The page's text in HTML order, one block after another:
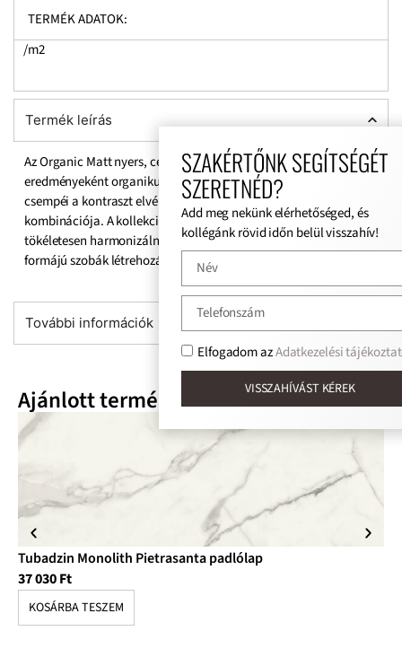
TERMÉK ADATOK:
/m2
Termék leírás
Az Organic Matt nyers, cementhátterű kő kombinációja, melynek
eredményeként organikus jelleg mutatkozik meg. A gyűjtemény
csempéi a kontraszt elvén alapulnak – a fehér és a mély szürke
kombinációja. A kollekció elemei két árnyalaton belül
tökéletesen harmonizálnak egymással. Ez biztosítja a modern
formájú szobák létrehozását.
További információk
Ajánlott termékek
Tubadzin Monolith Pietrasanta padlólap
37 030Ft
KOSÁRBA TESZEM
SZAKÉRTŐNK SEGÍTSÉGÉT
SZERETNÉD?
Add meg nekünk elérhetőséged, és
kollégánk rövid időn belül visszahív!
Elfogadom azAdatkezelési
VISSZAHÍVÁST KÉREK